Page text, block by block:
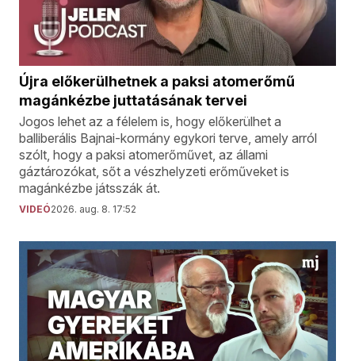
Újra előkerülhetnek a paksi atomerőmű
magánkézbe juttatásának tervei
Jogos lehet az a félelem is, hogy előkerülhet a
balliberális Bajnai-kormány egykori terve, amely arról
szólt, hogy a paksi atomerőművet, az állami
gáztározókat, sőt a vészhelyzeti erőműveket is
magánkézbe játsszák át.
VIDEÓ2026. aug. 8. 17:52